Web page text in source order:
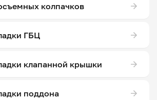
колпачков
ГБЦ
клапанной крышки
поддона